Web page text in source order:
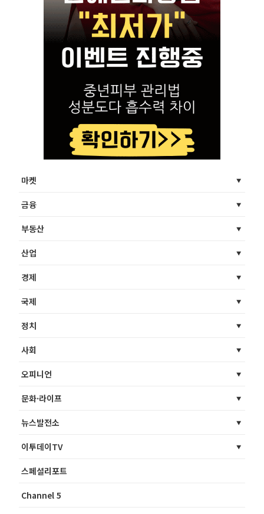
마켓
금융
부동산
산업
경제
국제
정치
사회
오피니언
문화·라이프
뉴스발전소
이투데이TV
스페셜리포트
Channel 5